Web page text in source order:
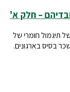
– חלק א'
תיגמול חומרי של
בסיס בארגונים.